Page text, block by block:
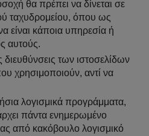
θα πρέπει να δίνεται σε
ταχυδρομείου, όπου ως
είναι κάποια υπηρεσία ή
αυτούς.
των ιστοσελίδων
χρησιμοποιούν, αντί να
λογισμικά προγράμματα,
πάντα ενημερωμένο
από κακόβουλο λογισμικό